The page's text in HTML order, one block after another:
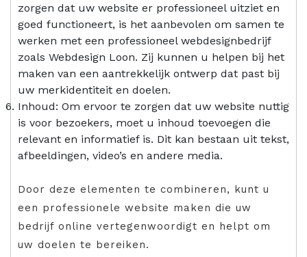
zorgen dat uw website er professioneel uitziet en
goed functioneert, is het aanbevolen om samen te
werken met een professioneel webdesignbedrijf
zoals Webdesign Loon. Zij kunnen u helpen bij het
maken van een aantrekkelijk ontwerp dat past bij
uw merkidentiteit en doelen.
Inhoud: Om ervoor te zorgen dat uw website nuttig
is voor bezoekers, moet u inhoud toevoegen die
relevant en informatief is. Dit kan bestaan uit tekst,
afbeeldingen, video’s en andere media.
Door deze elementen te combineren, kunt u
een professionele website maken die uw
bedrijf online vertegenwoordigt en helpt om
uw doelen te bereiken.